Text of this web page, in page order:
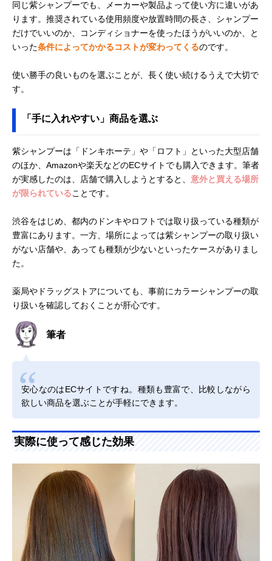
同じ紫シャンプーでも、メーカーや製品よって使い方に違いがあ
ります。推奨されている使用頻度や放置時間の長さ、シャンプー
だけでいいのか、コンディショナーを使ったほうがいいのか、と
いった条件によってかかるコストが変わってくるのです。
使い勝手の良いものを選ぶことが、長く使い続けるうえで大切で
す。
「手に入れやすい」商品を選ぶ
紫シャンプーは「ドンキホーテ」や「ロフト」といった大型店舗
のほか、Amazonや楽天などのECサイトでも購入できます。筆者
が実感したのは、店舗で購入しようとすると、 意外と買える場所
が限られていることです。
渋谷をはじめ、都内のドンキやロフトでは取り扱っている種類が
豊富にあります。一方、場所によっては紫シャンプーの取り扱い
がない店舗や、あっても種類が少ないといったケースがありまし
た。
薬局やドラッグストアについても、事前にカラーシャンプーの取
り扱いを確認しておくことが肝心です。
筆者
安心なのはECサイトですね。種類も豊富で、比較しながら
欲しい商品を選ぶことが手軽にできます。
実際に使って感じた効果